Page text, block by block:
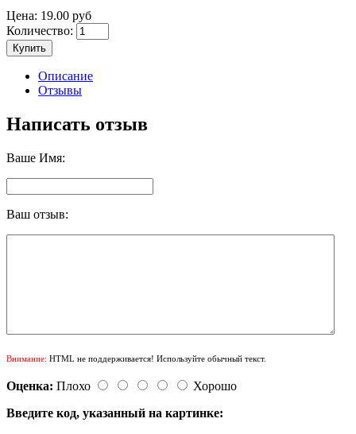
Цена: 19.00 руб
Количество:
Купить
Описание
Отзывы
Написать отзыв
Ваше Имя:
Ваш отзыв:
Внимание: HTML не поддерживается! Используйте обычный текст.
Оценка: Плохо
Хорошо
Введите код, указанный на картинке: